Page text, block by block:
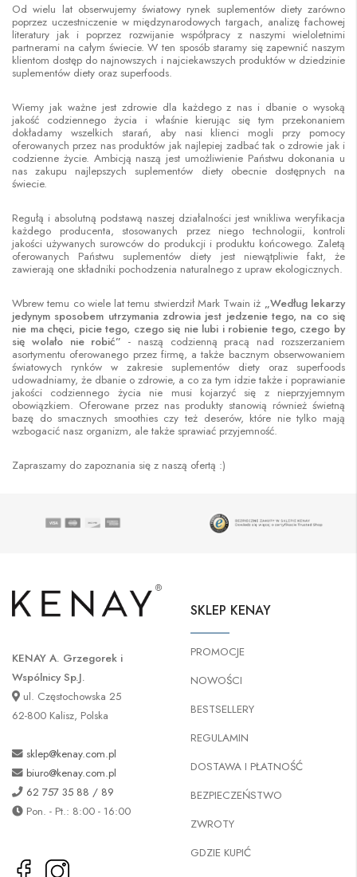
Od wielu lat obserwujemy światowy rynek suplementów diety zarówno
poprzez uczestniczenie w międzynarodowych targach, analizę fachowej
literatury jak i poprzez rozwijanie współpracy z naszymi wieloletnimi
partnerami na całym świecie. W ten sposób staramy się zapewnić naszym
klientom dostęp do najnowszych i najciekawszych produktów w dziedzinie
suplementów diety oraz superfoods.
Wiemy jak ważne jest zdrowie dla każdego z nas i dbanie o wysoką
jakość codziennego życia i właśnie kierując się tym przekonaniem
dokładamy wszelkich starań, aby nasi klienci mogli przy pomocy
oferowanych przez nas produktów jak najlepiej zadbać tak o zdrowie jak i
codzienne życie. Ambicją naszą jest umożliwienie Państwu dokonania u
nas zakupu najlepszych suplementów diety obecnie dostępnych na
świecie.
Regułą i absolutną podstawą naszej działalności jest wnikliwa weryfikacja
każdego producenta, stosowanych przez niego technologii, kontroli
jakości używanych surowców do produkcji i produktu końcowego. Zaletą
oferowanych Państwu suplementów diety jest niewątpliwie fakt, że
zawierają one składniki pochodzenia naturalnego z upraw ekologicznych.
Wbrew temu co wiele lat temu stwierdził Mark Twain iż „Według lekarzy
jedynym sposobem utrzymania zdrowia jest jedzenie tego, na co się
nie ma chęci, picie tego, czego się nie lubi i robienie tego, czego by
się wolało nie robić”- naszą codzienną pracą nad rozszerzaniem
asortymentu oferowanego przez firmę, a także bacznym obserwowaniem
światowych rynków w zakresie suplementów diety oraz superfoods
udowadniamy, że dbanie o zdrowie, a co za tym idzie także i poprawianie
jakości codziennego życia nie musi kojarzyć się z nieprzyjemnym
obowiązkiem. Oferowane przez nas produkty stanowią również świetną
bazę do smacznych smoothies czy też deserów, które nie tylko mają
wzbogacić nasz organizm, ale także sprawiać przyjemność.
Zapraszamy do zapoznania się z naszą ofertą :)
KENAY A. Grzegorek i
Wspólnicy Sp.J.
ul. Częstochowska 25
62-800 Kalisz, Polska
sklep@kenay.com.pl
biuro@kenay.com.pl
62 757 35 88 / 89
Pon. - Pt.: 8:00 - 16:00
SKLEP KENAY
PROMOCJE
NOWOŚCI
BESTSELLERY
REGULAMIN
DOSTAWA I PŁATNOŚĆ
BEZPIECZEŃSTWO
ZWROTY
GDZIE KUPIĆ